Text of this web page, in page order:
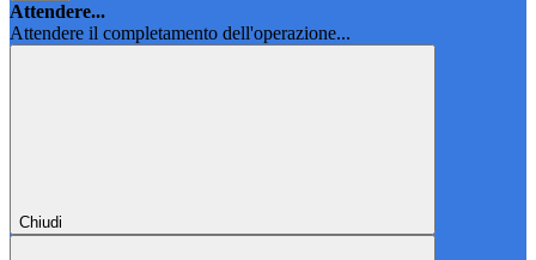
Attendere...
Attendere il completamento dell'operazione...
Chiudi